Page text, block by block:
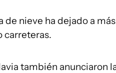
de nieve ha dejado a
carreteras.
también anunciaron